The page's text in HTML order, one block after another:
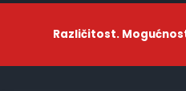
Različitost.